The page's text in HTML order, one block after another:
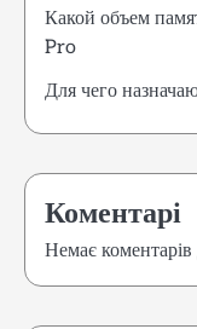
Какой объем
Pro
Для чего
Коментарі
Немає коментарів